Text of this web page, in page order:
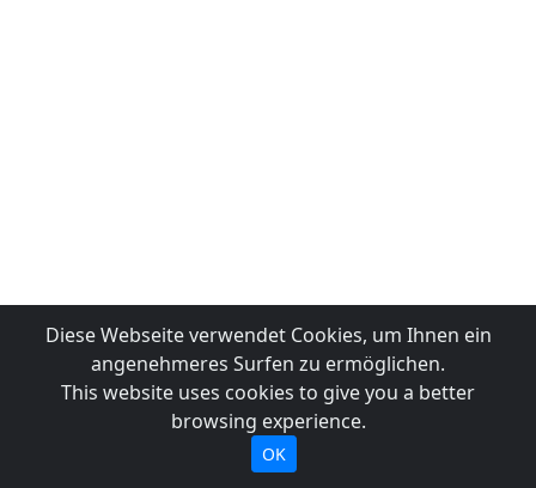
Diese Webseite verwendet Cookies, um Ihnen ein
angenehmeres Surfen zu ermöglichen.
This website uses cookies to give you a better
browsing experience.
OK